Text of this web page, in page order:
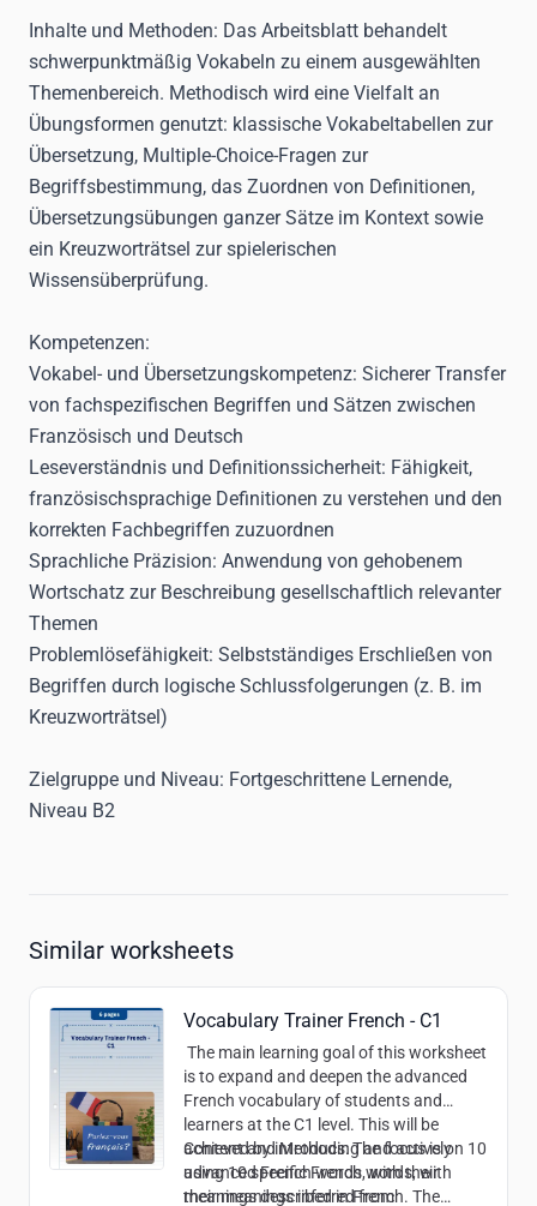
Inhalte und Methoden: Das Arbeitsblatt behandelt
schwerpunktmäßig Vokabeln zu einem ausgewählten
Themenbereich. Methodisch wird eine Vielfalt an
Übungsformen genutzt: klassische Vokabeltabellen zur
Übersetzung, Multiple-Choice-Fragen zur
Begriffsbestimmung, das Zuordnen von Definitionen,
Übersetzungsübungen ganzer Sätze im Kontext sowie
ein Kreuzworträtsel zur spielerischen
Wissensüberprüfung.
Kompetenzen:
Vokabel- und Übersetzungskompetenz: Sicherer Transfer
von fachspezifischen Begriffen und Sätzen zwischen
Französisch und Deutsch
Leseverständnis und Definitionssicherheit: Fähigkeit,
französischsprachige Definitionen zu verstehen und den
korrekten Fachbegriffen zuzuordnen
Sprachliche Präzision: Anwendung von gehobenem
Wortschatz zur Beschreibung gesellschaftlich relevanter
Themen
Problemlösefähigkeit: Selbstständiges Erschließen von
Begriffen durch logische Schlussfolgerungen (z. B. im
Kreuzworträtsel)
Zielgruppe und Niveau: Fortgeschrittene Lernende,
Niveau B2
Similar worksheets
Vocabulary Trainer French - C1
The main learning goal of this worksheet
is to expand and deepen the advanced
French vocabulary of students and
learners at the C1 level. This will be
achieved by introducing and actively
using 10 specific French words, with
their meanings inferred from
Content and Methods:The focus is on 10
advanced French words, with their
meanings described in French. The